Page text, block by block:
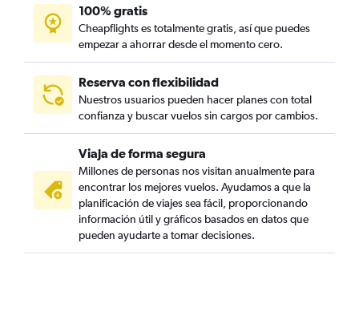
100% gratis
Cheapflights es totalmente gratis, así que puedes
empezar a ahorrar desde el momento cero.
Reserva con flexibilidad
Nuestros usuarios pueden hacer planes con total
confianza y buscar vuelos sin cargos por cambios.
Viaja de forma segura
Millones de personas nos visitan anualmente para
encontrar los mejores vuelos. Ayudamos a que la
planificación de viajes sea fácil, proporcionando
información útil y gráficos basados en datos que
pueden ayudarte a tomar decisiones.